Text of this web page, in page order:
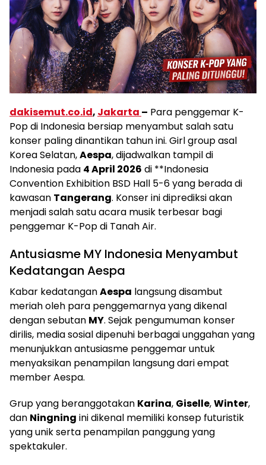
dakisemut.co.id, Jakarta – Para penggemar K-
Pop di Indonesia bersiap menyambut salah satu
konser paling dinantikan tahun ini. Girl group asal
Korea Selatan,Aespa, dijadwalkan tampil di
Indonesia pada 4 April 2026 di **Indonesia
Convention Exhibition BSD Hall 5-6 yang berada di
kawasan Tangerang. Konser ini diprediksi akan
menjadi salah satu acara musik terbesar bagi
penggemar K-Pop di Tanah Air.
Antusiasme MY Indonesia Menyambut
Kedatangan Aespa
Kabar kedatanganAespa langsung disambut
meriah oleh para penggemarnya yang dikenal
dengan sebutan MY. Sejak pengumuman konser
dirilis, media sosial dipenuhi berbagai unggahan yang
menunjukkan antusiasme penggemar untuk
menyaksikan penampilan langsung dari empat
member Aespa.
Grup yang beranggotakan Karina, Giselle,Winter,
dan Ningning ini dikenal memiliki konsep futuristik
yang unik serta penampilan panggung yang
spektakuler.